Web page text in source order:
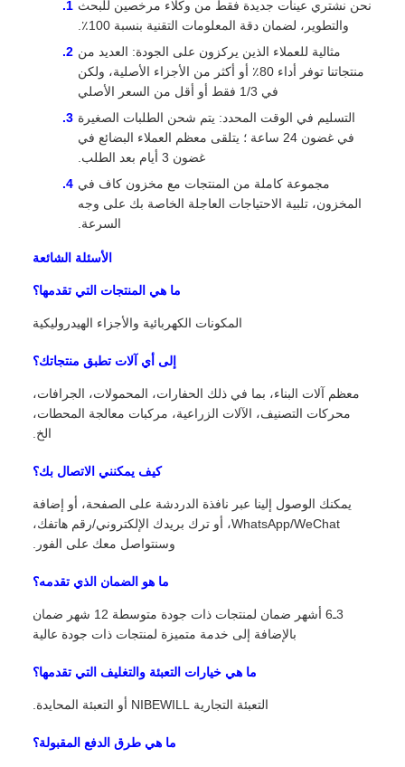
نحن نشتري عينات جديدة فقط من وكلاء مرخصين للبحث
والتطوير، لضمان دقة المعلومات التقنية بنسبة 100٪.
مثالية للعملاء الذين يركزون على الجودة: العديد من
منتجاتنا توفر أداء 80٪ أو أكثر من الأجزاء الأصلية، ولكن
في 1/3 فقط أو أقل من السعر الأصلي
التسليم في الوقت المحدد: يتم شحن الطلبات الصغيرة
في غضون 24 ساعة ؛ يتلقى معظم العملاء البضائع في
غضون 3 أيام بعد الطلب.
مجموعة كاملة من المنتجات مع مخزون كاف في
المخزون، تلبية الاحتياجات العاجلة الخاصة بك على وجه
السرعة.
الأسئلة الشائعة
ما هي المنتجات التي تقدمها؟
المكونات الكهربائية والأجزاء الهيدروليكية
إلى أي آلات تطبق منتجاتك؟
معظم آلات البناء، بما في ذلك الحفارات، المحمولات، الجرافات،
محركات التصنيف، الآلات الزراعية، مركبات معالجة المحطات،
الخ.
كيف يمكنني الاتصال بك؟
يمكنك الوصول إلينا عبر نافذة الدردشة على الصفحة، أو إضافة
WhatsApp/WeChat، أو ترك بريدك الإلكتروني/رقم هاتفك،
وسنتواصل معك على الفور.
ما هو الضمان الذي تقدمه؟
3ـ6 أشهر ضمان لمنتجات ذات جودة متوسطة 12 شهر ضمان
بالإضافة إلى خدمة متميزة لمنتجات ذات جودة عالية
ما هي خيارات التعبئة والتغليف التي تقدمها؟
التعبئة التجارية NIBEWILL أو التعبئة المحايدة.
ما هي طرق الدفع المقبولة؟